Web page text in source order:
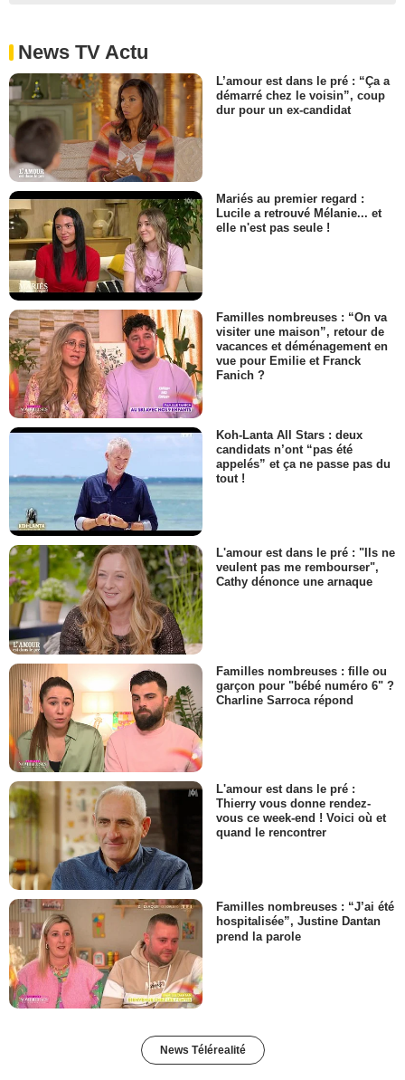
News TV Actu
L’amour est dans le pré : “Ça a
démarré chez le voisin”, coup
dur pour un ex-candidat
Mariés au premier regard :
Lucile a retrouvé Mélanie... et
elle n'est pas seule !
Familles nombreuses : “On va
visiter une maison”, retour de
vacances et déménagement en
vue pour Emilie et Franck
Fanich ?
Koh-Lanta All Stars : deux
candidats n’ont “pas été
appelés” et ça ne passe pas du
tout !
L'amour est dans le pré : "Ils ne
veulent pas me rembourser",
Cathy dénonce une arnaque
Familles nombreuses : fille ou
garçon pour "bébé numéro 6" ?
Charline Sarroca répond
L'amour est dans le pré :
Thierry vous donne rendez-
vous ce week-end ! Voici où et
quand le rencontrer
Familles nombreuses : “J’ai été
hospitalisée”, Justine Dantan
prend la parole
News Télérealité